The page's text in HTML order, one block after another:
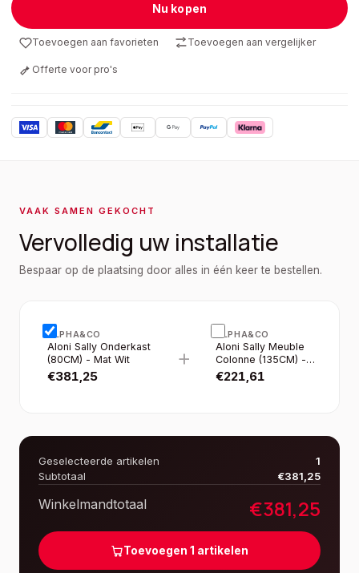
Nu kopen
Toevoegen aan favorieten Toevoegen aan vergelijker
Offerte voor pro's
VAAK SAMEN GEKOCHT
Vervolledig uw installatie
Bespaar op de plaatsing door alles in één keer te bestellen.
ALPHA&CO
Aloni Sally Onderkast
(80CM) - Mat Wit
€381,25
+
ALPHA&CO
Aloni Sally Meuble
Colonne (135CM) -
Blanc Mat
€221,61
Geselecteerde artikelen
1
Subtotaal
€381,25
Winkelmandtotaal €381,25
Toevoegen 1 artikelen